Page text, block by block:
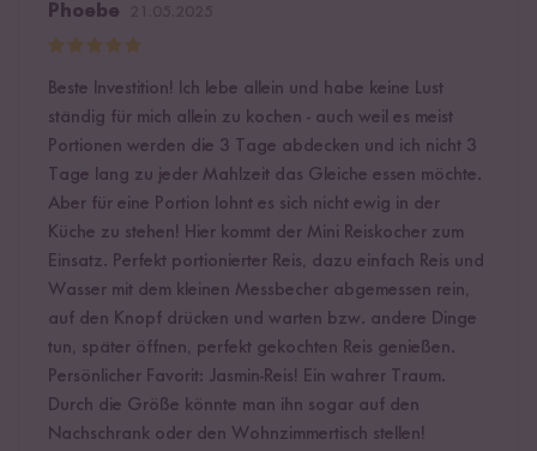
Phoebe
Beste Investition! Ich lebe allein und habe keine Lust
ständig für mich allein zu kochen - auch weil es meist
Portionen werden die 3 Tage abdecken und ich nicht 3
Tage lang zu jeder Mahlzeit das Gleiche essen möchte.
Aber für eine Portion lohnt es sich nicht ewig in der
Küche zu stehen! Hier kommt der Mini Reiskocher zum
Einsatz. Perfekt portionierter Reis, dazu einfach Reis und
Wasser mit dem kleinen Messbecher abgemessen rein,
auf den Knopf drücken und warten bzw. andere Dinge
tun, später öffnen, perfekt gekochten Reis genießen.
Persönlicher Favorit: Jasmin-Reis! Ein wahrer Traum.
Durch die Größe könnte man ihn sogar auf den
Nachschrank oder den Wohnzimmertisch stellen!